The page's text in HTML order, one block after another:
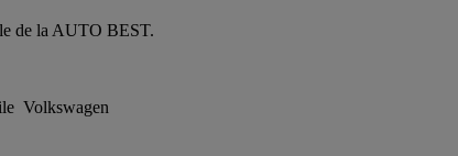
de la AUTO BEST.
Volkswagen